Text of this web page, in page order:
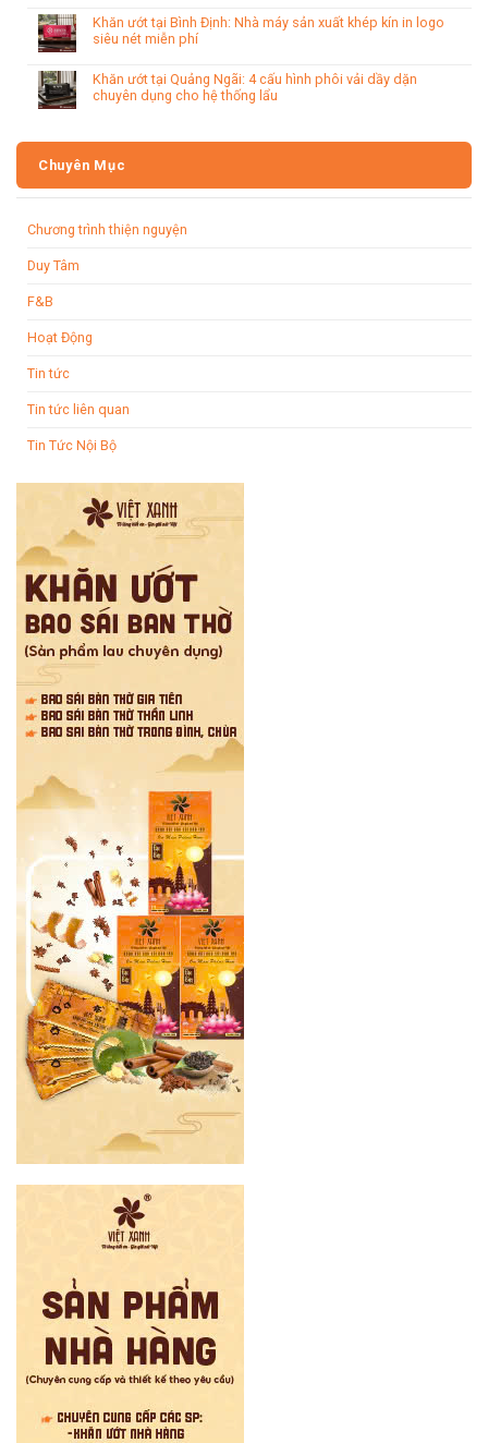
Khăn ướt tại Bình Định: Nhà máy sản xuất khép kín in logo
siêu nét miễn phí
Khăn ướt tại Quảng Ngãi: 4 cấu hình phôi vải dầy dặn
chuyên dụng cho hệ thống lẩu
Chuyên Mục
Chương trình thiện nguyện
Duy Tâm
F&B
Hoạt Động
Tin tức
Tin tức liên quan
Tin Tức Nội Bộ